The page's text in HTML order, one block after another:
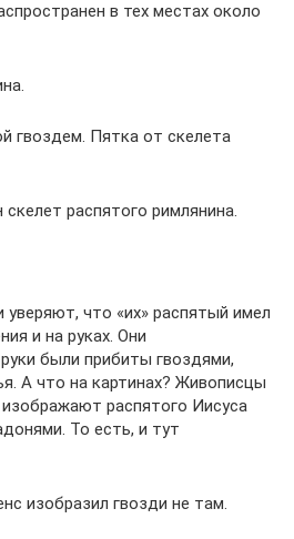
в тех местах около
гвоздем. Пятка от скелета
распятого римлянина.
уверяют, что «их» распятый имел
и на руках. Они
были прибиты гвоздями,
А что на картинах? Живописцы
распятого Иисуса
То есть, и тут
изобразил гвозди не там.